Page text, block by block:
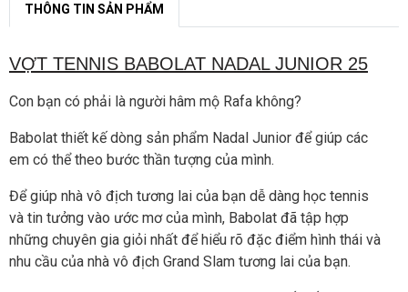
THÔNG TIN SẢN PHẨM
VỢT TENNIS BABOLAT NADAL JUNIOR 25
Con bạn có phải là người hâm mộ Rafa không?
Babolat thiết kế dòng sản phẩm Nadal Junior để giúp các
em có thể theo bước thần tượng của mình.
Để giúp nhà vô địch tương lai của bạn dễ dàng học tennis
và tin tưởng vào ước mơ của mình, Babolat đã tập hợp
những chuyên gia giỏi nhất để hiểu rõ đặc điểm hình thái và
nhu cầu của nhà vô địch Grand Slam tương lai của bạn.